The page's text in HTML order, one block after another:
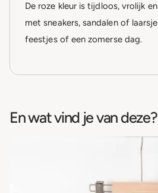
De roze kleur is tijdloos, vrolijk
met sneakers, sandalen of
feestjes of een zomerse dag.
En wat vind je van deze?